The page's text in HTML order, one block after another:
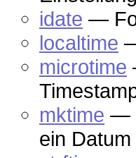
idate —
localtime
microtime
mktime —
ein